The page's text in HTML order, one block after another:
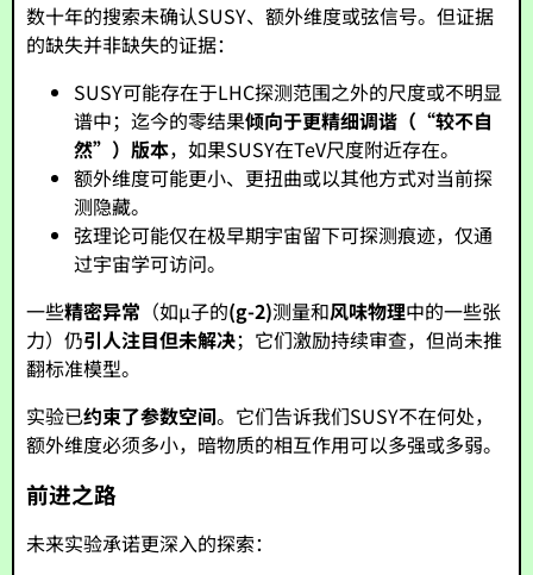
数十年的搜索未确认SUSY、额外维度或弦信号。但证据
的缺失并非缺失的证据：
SUSY可能存在于LHC探测范围之外的尺度或不明显
谱中；迄今的零结果倾向于更精细调谐（“较不自
然”）版本，如果SUSY在TeV尺度附近存在。
额外维度可能更小、更扭曲或以其他方式对当前探
测隐藏。
弦理论可能仅在极早期宇宙留下可探测痕迹，仅通
过宇宙学可访问。
一些精密异常 （如μ子的(g-2)测量和风味物理中的一些张
力）仍引人注目但未解决；它们激励持续审查，但尚未推
翻标准模型。
实验已约束了参数空间。它们告诉我们SUSY不在何处，
额外维度必须多小，暗物质的相互作用可以多强或多弱。
前进之路
未来实验承诺更深入的探索：